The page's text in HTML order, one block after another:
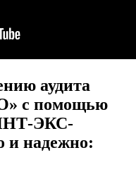
аудита
с помощью
ЭКС-
надежно: